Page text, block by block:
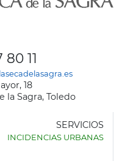
80 11
18
la Sagra, Toledo
SERVICIOS
INCIDENCIAS URBANAS